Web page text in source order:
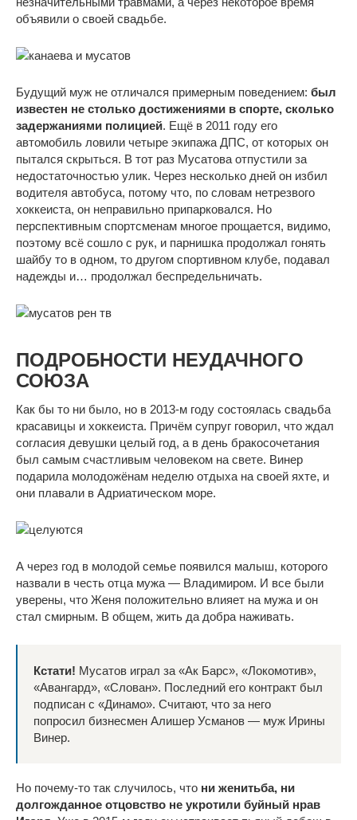
объявили о своей свадьбе.
Будущий муж не отличался примерным поведением: был
известен не столько достижениями в спорте, сколько
задержаниями полицией. Ещё в 2011 году его
автомобиль ловили четыре экипажа ДПС, от которых он
пытался скрыться. В тот раз Мусатова отпустили за
недостаточностью улик. Через несколько дней он избил
водителя автобуса, потому что, по словам нетрезвого
хоккеиста, он неправильно припарковался. Но
перспективным спортсменам многое прощается, видимо,
поэтому всё сошло с рук, и парнишка продолжал гонять
шайбу то в одном, то другом спортивном клубе, подавал
надежды и… продолжал беспредельничать.
ПОДРОБНОСТИ НЕУДАЧНОГО
СОЮЗА
Как бы то ни было, но в 2013-м году состоялась свадьба
красавицы и хоккеиста. Причём супруг говорил, что ждал
согласия девушки целый год, а в день бракосочетания
был самым счастливым человеком на свете. Винер
подарила молодожёнам неделю отдыха на своей яхте, и
они плавали в Адриатическом море.
А через год в молодой семье появился малыш, которого
назвали в честь отца мужа — Владимиром. И все были
уверены, что Женя положительно влияет на мужа и он
стал смирным. В общем, жить да добра наживать.
Кстати! Мусатов играл за «Ак Барс», «Локомотив»,
«Авангард», «Слован». Последний его контракт был
подписан с «Динамо». Считают, что за него
попросил бизнесмен Алишер Усманов — муж Ирины
Винер.
Но почему-то так случилось, что ни женитьба, ни
долгожданное отцовство не укротили буйный нрав